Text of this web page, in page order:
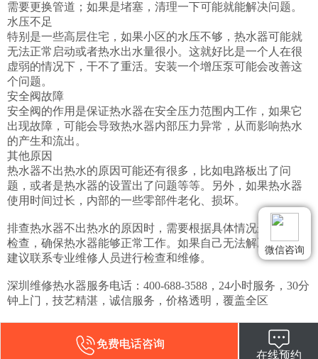
需要更换管道；如果是堵塞，清理一下可能就能解决问题。
水压不足
特别是一些高层住宅，如果小区的水压不够，热水器可能就
无法正常启动或者热水出水量很小。这就好比是一个人在很
虚弱的情况下，干不了重活。安装一个增压泵可能会改善这
个问题。
安全阀故障
安全阀的作用是保证热水器在安全压力范围内工作，如果它
出现故障，可能会导致热水器内部压力异常，从而影响热水
的产生和流出。
其他原因
热水器不出热水的原因可能还有很多，比如电路板出了问
题，或者是热水器的设置出了问题等等。另外，如果热水器
使用时间过长，内部的一些零部件老化、损坏。
排查热水器不出热水的原因时，需要根据具体情况进行逐一
检查，确保热水器能够正常工作。如果自己无法解决问题，
建议联系专业维修人员进行检查和维修。
深圳维修热水器服务电话：400-688-3588，24小时服务，30分
钟上门，技艺精湛，诚信服务，价格透明，覆盖全区
免费电话咨询
在线预约
微信咨询